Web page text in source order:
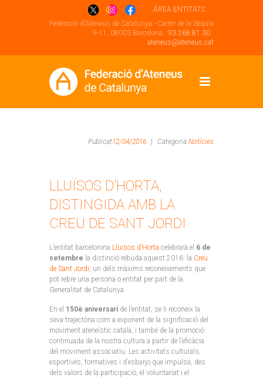
ÁREA ENTITATS
Federació d'Ateneus de Catalunya - Carrer de la Sèquia
9-11, 08003 Barcelona . 93 268 81 30 .
ateneus@ateneus.cat
Publicat12/04/2016 Categoria Notícies
LLUÏSOS D’HORTA,
DISTINGIDA AMB LA
CREU DE SANT JORDI
L’entitat barcelonina Lluïsos d’Horta celebrarà el 6 de
setembre la distinció rebuda aquest 2016: la Creu
de Sant Jordi, un dels màxims reconeixements que
pot rebre una persona o entitat per part de la
Generalitat de Catalunya.
En el 150è aniversari de l’entitat, se li reconeix la
seva trajectòria com a exponent de la significació del
moviment ateneístic català, i també de la promoció
continuada de la nostra cultura a partir de l’eficàcia
del moviment associatiu. Les activitats culturals,
esportives, formatives i d’esbarjo que impulsa, des
dels valors de la participació, el voluntariat i el